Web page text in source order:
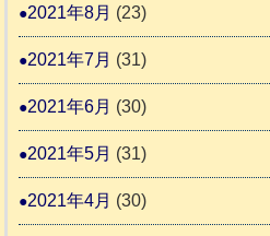
2021年8月 (23)
2021年7月 (31)
2021年6月 (30)
2021年5月 (31)
2021年4月 (30)